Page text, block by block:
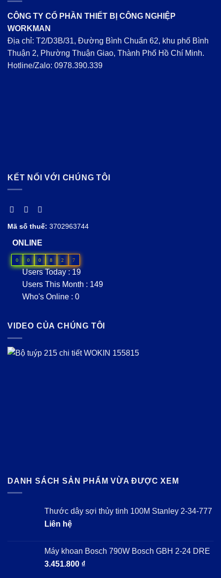
CÔNG TY CỔ PHẦN THIẾT BỊ CÔNG NGHIỆP
WORKMAN
Địa chỉ: T2/D3B/31, Đường Bình Chuẩn 62, khu phố Bình
Thuận 2, Phường Thuận Giao, Thành Phố Hồ Chí Minh.
Hotline/Zalo: 0978.390.339
KẾT NỐI VỚI CHÚNG TÔI
Mã số thuế: 3702963744
ONLINE
0 0 0 8 2 7
Users Today : 19
Users This Month : 149
Who's Online : 0
VIDEO CỦA CHÚNG TÔI
DANH SÁCH SẢN PHẨM VỪA ĐƯỢC XEM
Thước dây sợi thủy tinh 100M Stanley 2-34-777
Liên hệ
Máy khoan Bosch 790W Bosch GBH 2-24 DRE
3.451.800 ₫